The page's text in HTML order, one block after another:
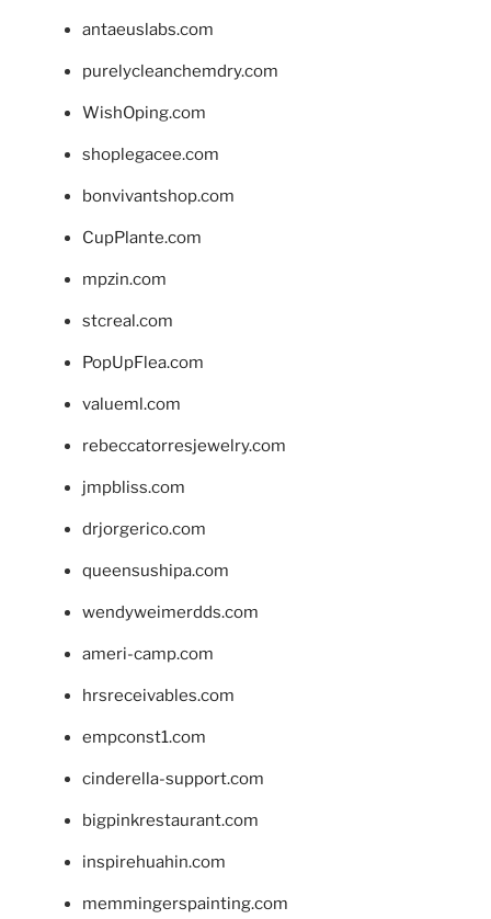
antaeuslabs.com
purelycleanchemdry.com
WishOping.com
shoplegacee.com
bonvivantshop.com
CupPlante.com
mpzin.com
stcreal.com
PopUpFlea.com
valueml.com
rebeccatorresjewelry.com
jmpbliss.com
drjorgerico.com
queensushipa.com
wendyweimerdds.com
ameri-camp.com
hrsreceivables.com
empconst1.com
cinderella-support.com
bigpinkrestaurant.com
inspirehuahin.com
memmingerspainting.com